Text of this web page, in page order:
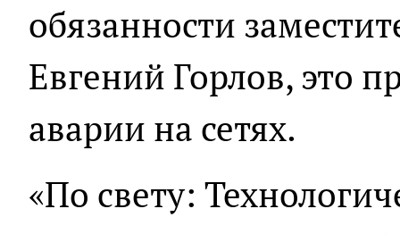
обязанности
Евгений Горлов, это
аварии на сетях.
«По свету: